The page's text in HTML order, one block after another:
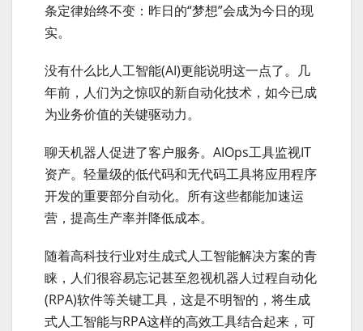
条定律始终不变：昨日的“梦想”会成为今日的现
实。
没有什么比人工智能(AI)更能说明这一点了。几
年前，人们为之惊叹的新自动化技术，如今已成
为业务价值的关键驱动力。
聊天机器人促进了客户服务。AIOps工具监视IT
资产。轻量级的低代码和无代码工具将应用程序
开发的重要部分自动化。所有这些都能加速运
营，提高生产率并降低成本。
随着高科技行业对生成式人工智能解决方案的青
睐，人们很容易忘记甚至忽视机器人过程自动化
(RPA)软件等关键工具，这是不明智的，将生成
式人工智能与RPA这样的高效工具结合起来，可